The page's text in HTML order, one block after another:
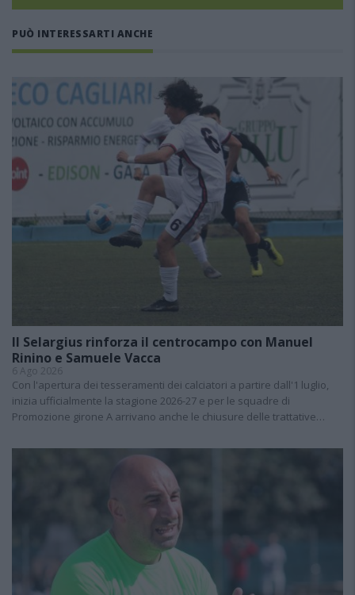
PUÒ INTERESSARTI ANCHE
Il Selargius rinforza il centrocampo con Manuel
Rinino e Samuele Vacca
6 Ago 2026
Con l'apertura dei tesseramenti dei calciatori a partire dall'1 luglio,
inizia ufficialmente la stagione 2026-27 e per le squadre di
Promozione girone A arrivano anche le chiusure delle trattative…